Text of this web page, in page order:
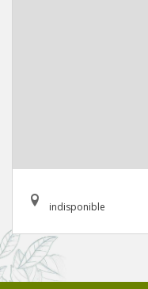
indisponible